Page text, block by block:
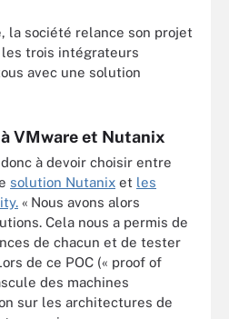
la société relance son projet
les trois intégrateurs
avec une solution
VMware et Nutanix
à devoir choisir entre
solution Nutanix et les
« Nous avons alors
Cela nous a permis de
de chacun et de tester
de ce POC (« proof of
des machines
sur les architectures de